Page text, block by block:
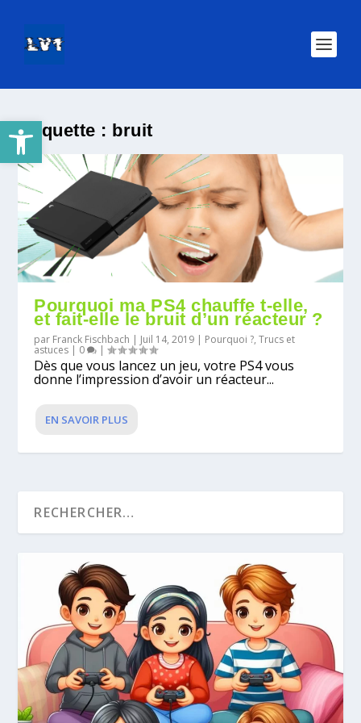
Ouvrir la barre d’outilsÉtiquette : bruit
Pourquoi ma PS4 chauffe t-elle,
et fait-elle le bruit d’un réacteur ?
par Franck Fischbach | Juil 14, 2019 | Pourquoi ?,Trucs et
astuces | 0 |
Dès que vous lancez un jeu, votre PS4 vous
donne l’impression d’avoir un réacteur...
EN SAVOIR PLUS